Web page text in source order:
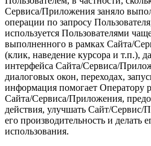
Сервиса/Приложения заняло
операции по запросу
используется Пользователями
выполненного в рамках Сайта/
(клик, наведение курсора и т.п.),
интерфейса Сайта/Сервиса/
диалоговых окон, переходах,
информация помогает Оператору
Сайта/Сервиса/Приложения,
действия, улучшать Сайт/Сервис/
его производительность и делать
использования.